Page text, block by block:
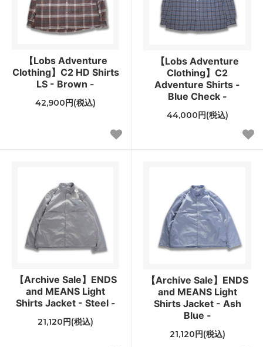
【Lobs Adventure
Clothing】C2 HD Shirts
LS - Brown -
42,900円(税込)
【Lobs Adventure
Clothing】C2
Adventure Shirts -
Blue Check -
44,000円(税込)
【Archive Sale】ENDS
and MEANS Light
Shirts Jacket - Steel -
21,120円(税込)
【Archive Sale】ENDS
and MEANS Light
Shirts Jacket - Ash
Blue -
21,120円(税込)